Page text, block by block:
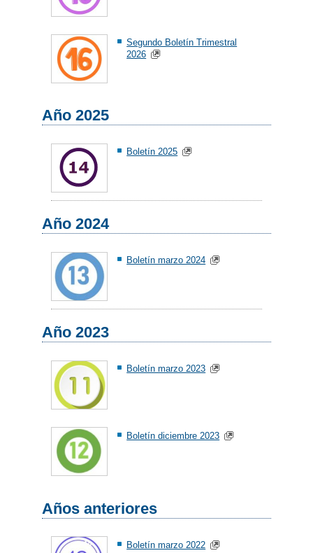
Segundo Boletín Trimestral
2026
Año 2025
Boletín 2025
Año 2024
Boletín marzo 2024
Año 2023
Boletín marzo 2023
Boletín diciembre 2023
Años anteriores
Boletín marzo 2022